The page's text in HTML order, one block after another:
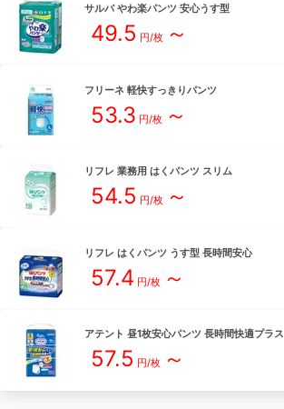
サルバ やわ楽パンツ 安心うす型
49.5 円/枚 ～
フリーネ 軽快すっきりパンツ
53.3 円/枚 ～
リフレ 業務用 はくパンツ スリム
54.5 円/枚 ～
リフレ はくパンツ うす型 長時間安心
57.4 円/枚 ～
アテント 昼1枚安心パンツ 長時間快適プラス
57.5 円/枚 ～